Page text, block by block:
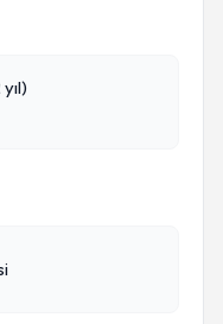
çalışarak
destekten